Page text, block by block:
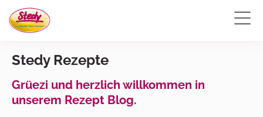
Stedy Rezepte
Grüezi und herzlich willkommen in
unserem Rezept Blog.